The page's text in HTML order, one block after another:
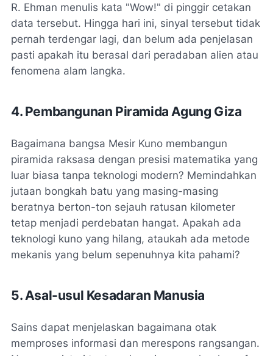
R. Ehman menulis kata "Wow!" di pinggir cetakan
data tersebut. Hingga hari ini, sinyal tersebut tidak
pernah terdengar lagi, dan belum ada penjelasan
pasti apakah itu berasal dari peradaban alien atau
fenomena alam langka.
4. Pembangunan Piramida Agung Giza
Bagaimana bangsa Mesir Kuno membangun
piramida raksasa dengan presisi matematika yang
luar biasa tanpa teknologi modern? Memindahkan
jutaan bongkah batu yang masing-masing
beratnya berton-ton sejauh ratusan kilometer
tetap menjadi perdebatan hangat. Apakah ada
teknologi kuno yang hilang, ataukah ada metode
mekanis yang belum sepenuhnya kita pahami?
5. Asal-usul Kesadaran Manusia
Sains dapat menjelaskan bagaimana otak
memproses informasi dan merespons rangsangan.